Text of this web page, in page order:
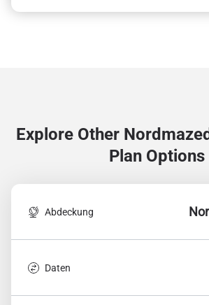
Explore Other
Plan Options
Abdeckung
Daten